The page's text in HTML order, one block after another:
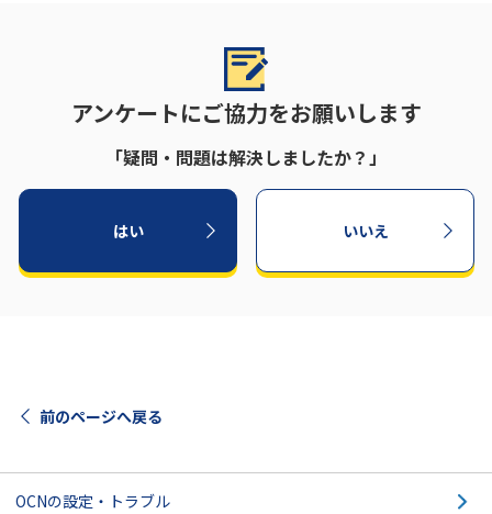
アンケートにご協力をお願いします
「疑問・問題は解決しましたか？」
はい いいえ
前のページへ戻る
OCNの設定・トラブル